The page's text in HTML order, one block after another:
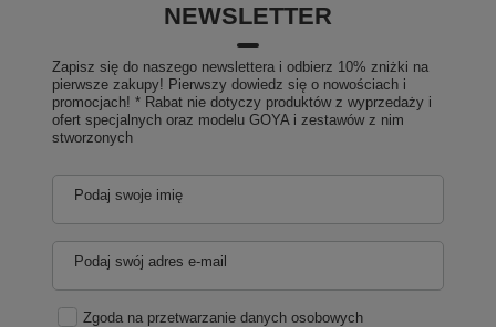
NEWSLETTER
Zapisz się do naszego newslettera i odbierz 10% zniżki na
pierwsze zakupy! Pierwszy dowiedz się o nowościach i
promocjach! * Rabat nie dotyczy produktów z wyprzedaży i
ofert specjalnych oraz modelu GOYA i zestawów z nim
stworzonych
Podaj swoje imię
Podaj swój adres e-mail
Zgoda na przetwarzanie danych osobowych